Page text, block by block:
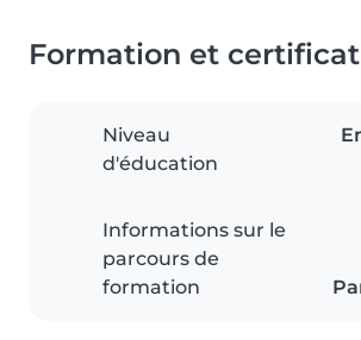
Formation et
Niveau
d'éducation
Informations sur le
parcours de
formation